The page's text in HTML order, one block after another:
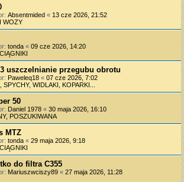
Absentmided « 13 cze 2026, 21:52
WOZY
tonda « 09 cze 2026, 14:20
uszczelnianie przegubu obrotu
Paweleq18 « 07 cze 2026, 7:02
WIDLAKI, KOPARKI...
50
Daniel 1978 « 30 maja 2026, 16:10
POSZUKIWANA
MTZ
tonda « 29 maja 2026, 9:18
do filtra C355
Mariuszwciszy89 « 27 maja 2026, 11:28